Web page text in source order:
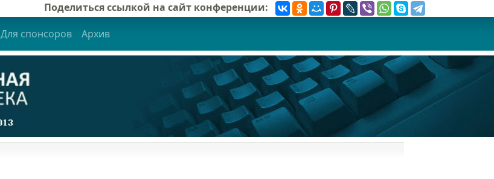
Поделиться ссылкой на сайт конференции:
Для спонсоров Архив